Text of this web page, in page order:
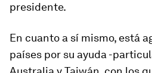
presidente.
En cuanto a sí mismo, está
países por su ayuda -